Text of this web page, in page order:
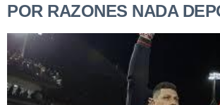
POR RAZONES NADA